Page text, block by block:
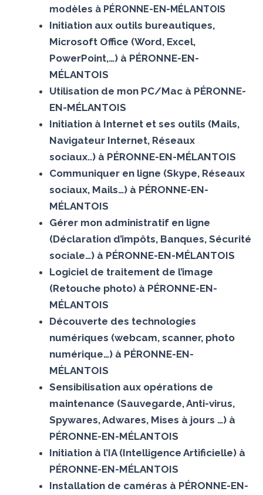
modèles à PÉRONNE-EN-MÉLANTOIS
Initiation aux outils bureautiques,
Microsoft Office (Word, Excel,
PowerPoint,…) à PÉRONNE-EN-
MÉLANTOIS
Utilisation de mon PC/Mac à PÉRONNE-
EN-MÉLANTOIS
Initiation à Internet et ses outils (Mails,
Navigateur Internet, Réseaux
sociaux..) à PÉRONNE-EN-MÉLANTOIS
Communiquer en ligne (Skype, Réseaux
sociaux, Mails…) à PÉRONNE-EN-
MÉLANTOIS
Gérer mon administratif en ligne
(Déclaration d’impôts, Banques, Sécurité
sociale…) à PÉRONNE-EN-MÉLANTOIS
Logiciel de traitement de l’image
(Retouche photo) à PÉRONNE-EN-
MÉLANTOIS
Découverte des technologies
numériques (webcam, scanner, photo
numérique…) à PÉRONNE-EN-
MÉLANTOIS
Sensibilisation aux opérations de
maintenance (Sauvegarde, Anti-virus,
Spywares, Adwares, Mises à jours …) à
PÉRONNE-EN-MÉLANTOIS
Initiation à l’IA (Intelligence Artificielle) à
PÉRONNE-EN-MÉLANTOIS
Installation de caméras à PÉRONNE-EN-